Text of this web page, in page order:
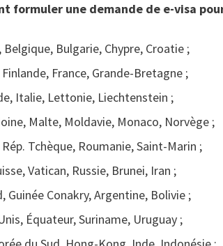
formuler une demande de e-visa
Bulgarie, Chypre, Croatie ;
France, Grande-Bretagne ;
Italie, Lettonie, Liechtenstein ;
Malte, Moldavie, Monaco, Norvège ;
Tchèque, Roumanie, Saint-Marin ;
Vatican, Russie, Brunei, Iran ;
Guinée Conakry, Argentine, Bolivie ;
Équateur, Suriname, Uruguay ;